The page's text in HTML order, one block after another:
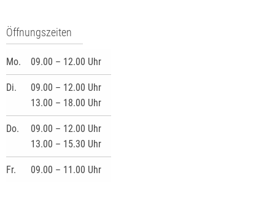
Öffnungszeiten
Mo. 09.00 – 12.00 Uhr
Di.
09.00 – 12.00 Uhr
13.00 – 18.00 Uhr
Do.
09.00 – 12.00 Uhr
13.00 – 15.30 Uhr
Fr. 09.00 – 11.00 Uhr